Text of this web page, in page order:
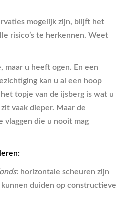
mogelijk zijn, blijft het
risico’s te herkennen. Weet
maar u heeft ogen. En een
kan u al een hoop
topje van de ijsberg is wat u
vaak dieper. Maar de
vlaggen die u nooit mag
: horizontale scheuren zijn
duiden op constructieve